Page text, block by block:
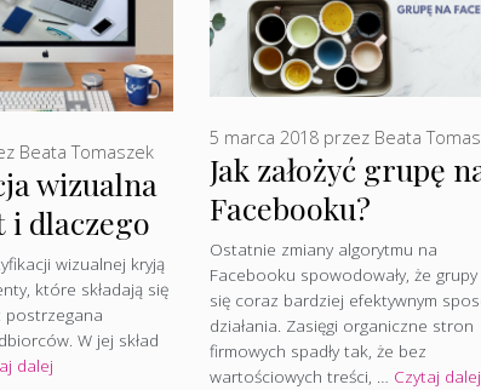
wizualna
i dlaczego
Beata Tomaszek
wizualnej kryją
które składają się
postrzegana
W jej skład
dalej
Jak założyć grupę
Facebooku?
5 marca 2018 przez Beata
Ostatnie zmiany algorytmu na
Facebooku spowodowały, że
się coraz bardziej efektywnym
działania. Zasięgi organiczne stron
firmowych spadły tak, że bez
wartościowych treści, … Czytaj dalej